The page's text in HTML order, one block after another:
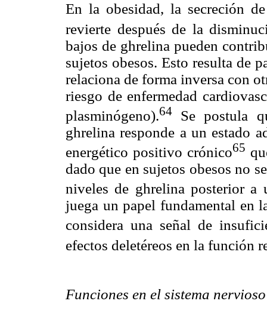
En la obesidad, la secreción
revierte después de la
bajos de ghrelina pueden
sujetos obesos. Esto resulta de
relaciona de forma inversa con
riesgo de enfermedad
plasminógeno).64 Se postula
ghrelina responde a un estado
energético positivo crónico65
dado que en sujetos obesos no
niveles de ghrelina posterior a
juega un papel fundamental en
considera una señal de
efectos deletéreos en la función
Funciones en el sistema